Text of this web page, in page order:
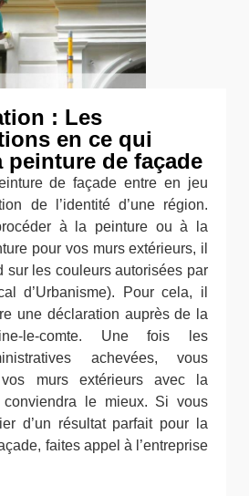
: Les
en ce qui
peinture de façade
de façade entre en jeu
de l’identité d’une région.
à la peinture ou à la
pour vos murs extérieurs, il
sur les couleurs autorisées par
d’Urbanisme). Pour cela, il
une déclaration auprès de la
le-comte. Une fois les
achevées, vous
murs extérieurs avec la
le mieux. Si vous
d’un résultat parfait pour la
faites appel à l’entreprise